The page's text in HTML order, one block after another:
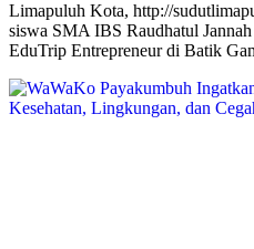
Limapuluh Kota, http://
siswa SMA IBS Raudhatul
EduTrip Entrepreneur di Batik